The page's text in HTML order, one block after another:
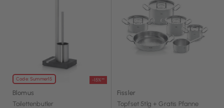
Code: Summer15 -15%**
Blomus
Toilettenbutler
Fissler
Topfset 5tlg + Gratis Pfanne